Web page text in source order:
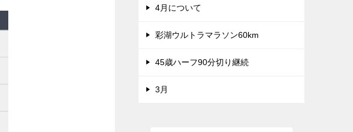
4月について
彩湖ウルトラマラソン60km
45歳ハーフ90分切り継続
3月